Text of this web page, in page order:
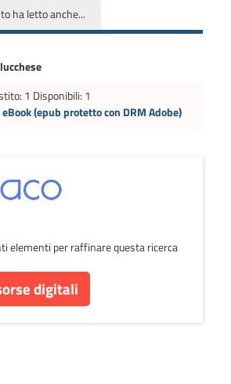
ha letto anche...
1 Disponibili: 1
(epub protetto con DRM Adobe)
elementi per raffinare questa ricerca
digitali